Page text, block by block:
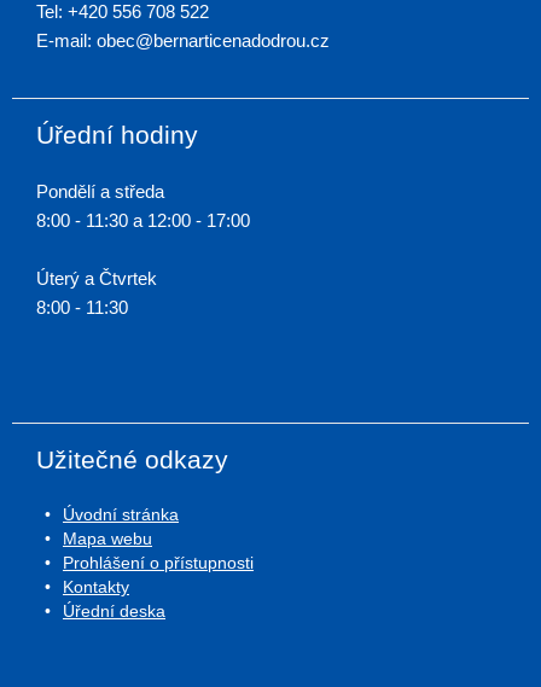
Tel: +420 556 708 522
E-mail: obec@bernarticenadodrou.cz
Úřední hodiny
Pondělí a středa
8:00 - 11:30 a 12:00 - 17:00
Úterý a Čtvrtek
8:00 - 11:30
Užitečné odkazy
Úvodní stránka
Mapa webu
Prohlášení o přístupnosti
Kontakty
Úřední deska